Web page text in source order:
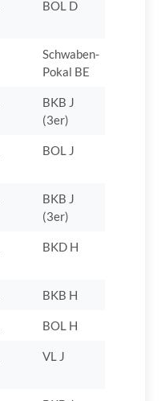
BOL D
Schwaben-
Pokal BE
BKB J
(3er)
BOL J
BKB J
(3er)
BKD H
BKB H
BOL H
VL J